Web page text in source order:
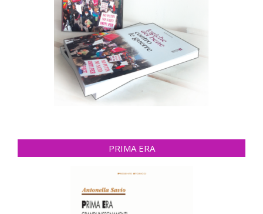
PRIMA ERA